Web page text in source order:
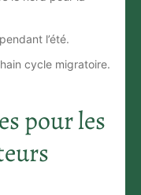
l’été.
cycle migratoire.
pour les